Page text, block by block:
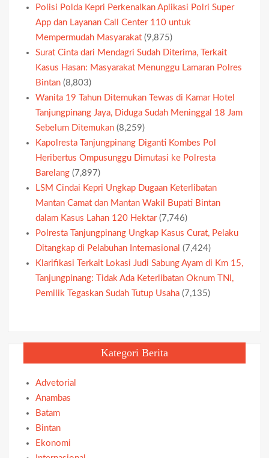
Polisi Polda Kepri Perkenalkan Aplikasi Polri Super
App dan Layanan Call Center 110 untuk
Mempermudah Masyarakat (9,875)
Surat Cinta dari Mendagri Sudah Diterima, Terkait
Kasus Hasan: Masyarakat Menunggu Lamaran Polres
Bintan (8,803)
Wanita 19 Tahun Ditemukan Tewas di Kamar Hotel
Tanjungpinang Jaya, Diduga Sudah Meninggal 18 Jam
Sebelum Ditemukan (8,259)
Kapolresta Tanjungpinang Diganti Kombes Pol
Heribertus Ompusunggu Dimutasi ke Polresta
Barelang (7,897)
LSM Cindai Kepri Ungkap Dugaan Keterlibatan
Mantan Camat dan Mantan Wakil Bupati Bintan
dalam Kasus Lahan 120 Hektar (7,746)
Polresta Tanjungpinang Ungkap Kasus Curat, Pelaku
Ditangkap di Pelabuhan Internasional (7,424)
Klarifikasi Terkait Lokasi Judi Sabung Ayam di Km 15,
Tanjungpinang: Tidak Ada Keterlibatan Oknum TNI,
Pemilik Tegaskan Sudah Tutup Usaha (7,135)
Kategori Berita
Advetorial
Anambas
Batam
Bintan
Ekonomi